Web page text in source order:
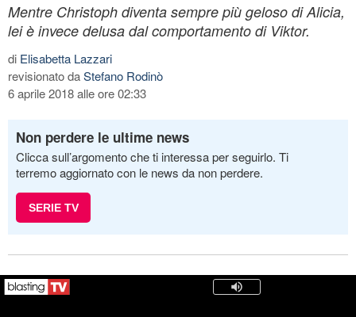
Mentre Christoph diventa sempre più geloso di Alicia,
lei è invece delusa dal comportamento di Viktor.
di Elisabetta Lazzari
revisionato daStefano Rodinò
6 aprile 2018 alle ore 02:33
Non perdere le ultime news
Clicca sull’argomento che ti interessa per seguirlo. Ti
terremo aggiornato con le news da non perdere.
SERIE TV